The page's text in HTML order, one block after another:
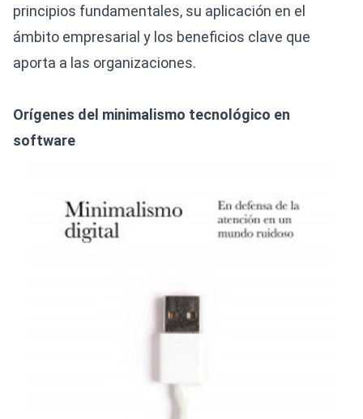
principios fundamentales, su aplicación en el
ámbito empresarial y los beneficios clave que
aporta a las organizaciones.
Orígenes del minimalismo tecnológico en
software